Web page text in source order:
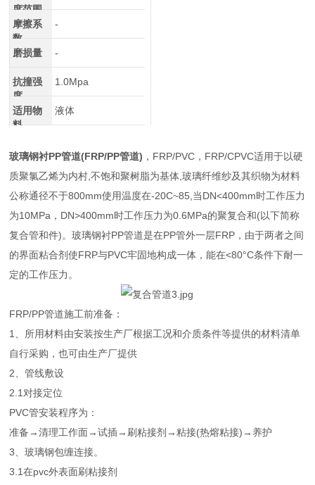
度范围
摩擦系
数
-
磨损量 -
抗撞强
度
1.0Mpa
适用物
料
液体
玻璃钢衬PP管道(FRP/PP管道) ，FRP/PVC，FRP/CPVC适用于以硬
质聚氯乙烯为内村,不饱和聚树脂为基体,玻璃纤维纱及其织物为材料
公称通径不于800mm使用温度在-20C~85,当DN<400mm时工作压力
为10MPa，DN>400mm时工作压力为0.6MPa的聚复合和(以下简称
复合管和件)。玻璃钢衬PP管道是在PP管外一层FRP，由于两者之间
的界面粘合剂使FRP与PVC牢固地构成一体，能在<80°C条件下耐一
定的工作压力。
FRP/PP管道施工前准备：
1、所用材料由安装按生产厂根据工况和介质条件等提供的材料清单
自行采购，也可由生产厂提供
2、管线敷设
2.1对接定位
PVC管安装程序为：
准备→清理工作面→试插→刷粘接剂→粘接(热熔粘接)→养护
3、玻璃钢包缠连接。
3.1在pvc外表面刷粘接剂